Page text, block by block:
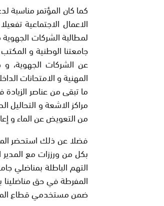
كما كان المؤتمر مناسبة
الاعمال الاجتماعية
لمطالبة الشركات
جامعتنا الوطنية و
عن الشركات الجهوية، و
المهنية و الامتحانات
ما تبقى من عناصر
مراكز الاشعة و التحاليل
من التعويض عن الماء و
فضلا عن ذلك استحضر
بكل من ورززات مع
التهم الباطلة بمناضلي
المفرطة في حق
ضمن مستخدمي قطاع